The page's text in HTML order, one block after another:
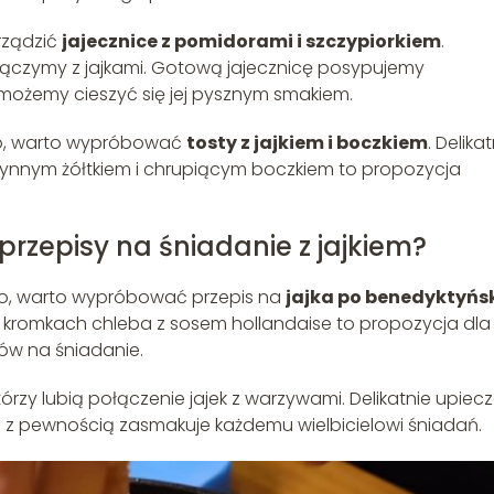
jajecznice z pomidorami i szczypiorkiem.
z jajkami. Gotową jajecznicę posypujemy
cieszyć się jej pysznym smakiem.
warto wypróbować tosty z jajkiem i boczkiem.
żółtkiem i chrupiącym boczkiem to propozycja
na śniadanie z jajkiem?
warto wypróbować przepis na jajka po
chleba z sosem hollandaise to propozycja dla
na śniadanie.
lubią połączenie jajek z warzywami. Delikatnie
pewnością zasmakuje każdemu wielbicielowi śniadań.